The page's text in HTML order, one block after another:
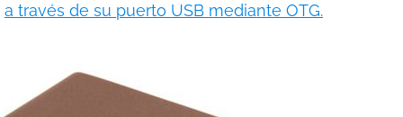
a través de su puerto USB mediante OTG.